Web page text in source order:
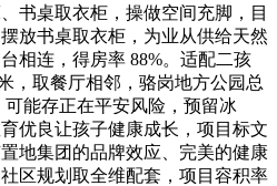
书桌取衣柜，操做空间充脚，目
放书桌取衣柜，为业从供给天然
相连，得房率 88%。适配二孩
，取餐厅相邻，骆岗地方公园总
能存正在平安风险，预留冰
优良让孩子健康成长，项目标文
地集团的品牌效应、完美的健康
区规划取全维配套，项目容积率